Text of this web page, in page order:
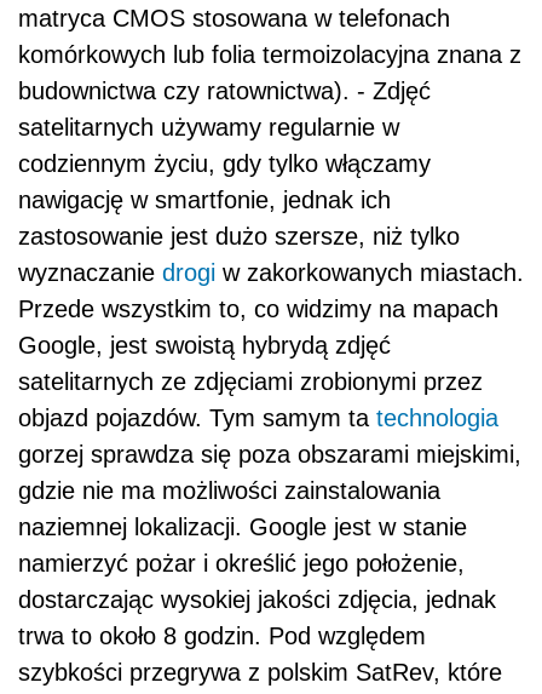
matryca CMOS stosowana w telefonach
komórkowych lub folia termoizolacyjna znana z
budownictwa czy ratownictwa). - Zdjęć
satelitarnych używamy regularnie w
codziennym życiu, gdy tylko włączamy
nawigację w smartfonie, jednak ich
zastosowanie jest dużo szersze, niż tylko
wyznaczanie drogi w zakorkowanych miastach.
Przede wszystkim to, co widzimy na mapach
Google, jest swoistą hybrydą zdjęć
satelitarnych ze zdjęciami zrobionymi przez
objazd pojazdów. Tym samym ta technologia
gorzej sprawdza się poza obszarami miejskimi,
gdzie nie ma możliwości zainstalowania
naziemnej lokalizacji. Google jest w stanie
namierzyć pożar i określić jego położenie,
dostarczając wysokiej jakości zdjęcia, jednak
trwa to około 8 godzin. Pod względem
szybkości przegrywa z polskim SatRev, które